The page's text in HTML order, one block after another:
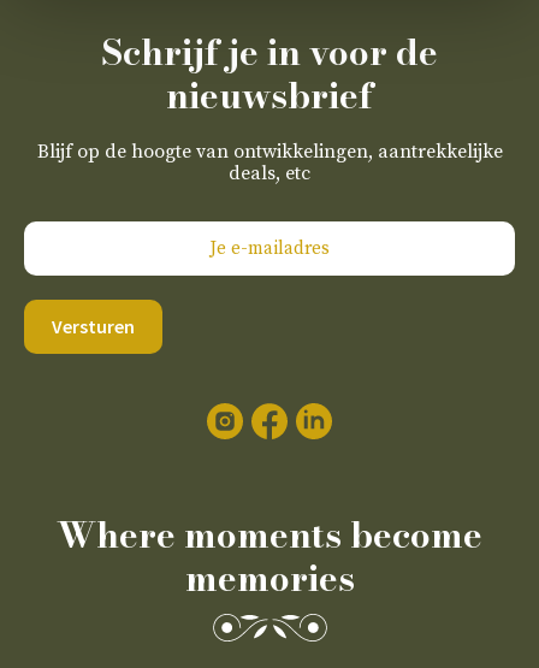
Schrijf je in voor de
nieuwsbrief
Blijf op de hoogte van ontwikkelingen, aantrekkelijke
deals, etc
Versturen
Where moments become
memories